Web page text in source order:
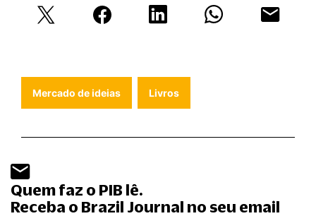
Mercado de ideias Livros
Quem faz o PIB lê.
Receba o Brazil Journal no seu email